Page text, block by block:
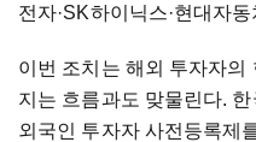
전자·SK하이닉스·현대자
이번 조치는 해외 투자자의
지는 흐름과도 맞물린다.
외국인 투자자 사전등록제